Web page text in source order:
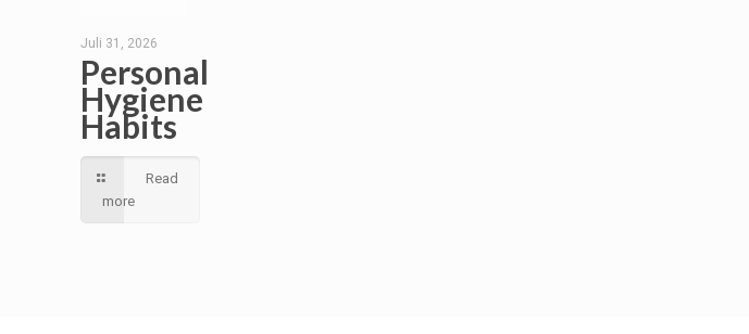
Juli 31, 2026
Personal
Hygiene
Habits
Read
more